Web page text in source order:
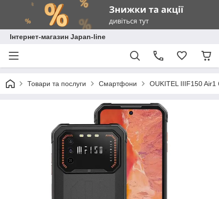
Інтернет-магазин Japan-line
Товари та послуги Смартфони OUKITEL IIIF150 Air1